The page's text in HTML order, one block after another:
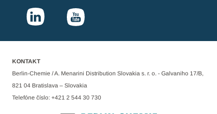
KONTAKT
Berlin-Chemie / A. Menarini Distribution Slovakia s. r. o. - Galvaniho 17/B,
821 04 Bratislava – Slovakia
Telefóne číslo: +421 2 544 30 730